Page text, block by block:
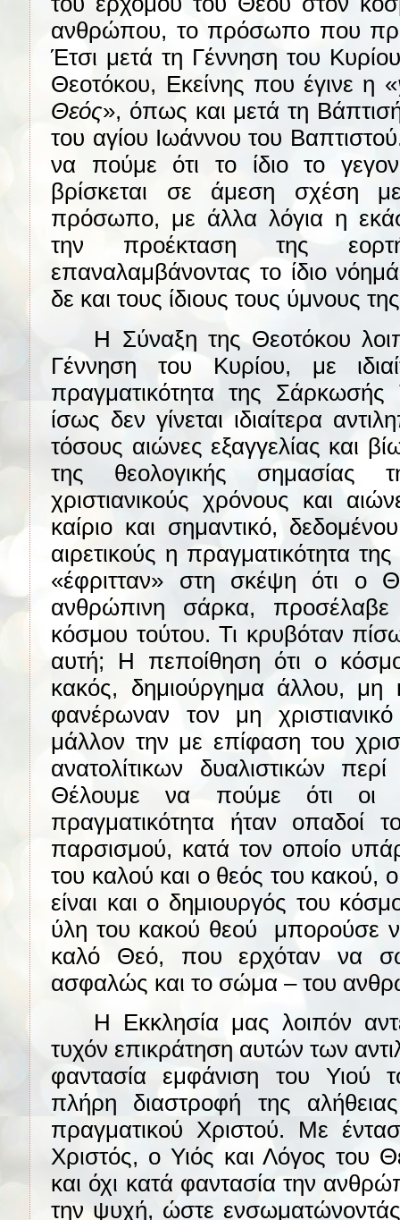
ανθρώπου, το πρόσωπο που
Έτσι μετά τη Γέννηση του
Θεοτόκου, Εκείνης που έγινε η «
Θεός», όπως και μετά τη
του αγίου Ιωάννου του
να πούμε ότι το ίδιο το
βρίσκεται σε άμεση σχέση
πρόσωπο, με άλλα λόγια η
την προέκταση της
επαναλαμβάνοντας το ίδιο
δε και τους ίδιους τους ύμνους
Η Σύναξη της Θεοτόκου
Γέννηση του Κυρίου, με
πραγματικότητα της Σάρκωσής
ίσως δεν γίνεται ιδιαίτερα
τόσους αιώνες εξαγγελίας και
της θεολογικής σημασίας
χριστιανικούς χρόνους και
καίριο και σημαντικό,
αιρετικούς η πραγματικότητα
«έφριτταν» στη σκέψη ότι ο
ανθρώπινη σάρκα,
κόσμου τούτου. Τι κρυβόταν
αυτή; Η πεποίθηση ότι ο
κακός, δημιούργημα άλλου,
φανέρωναν τον μη
μάλλον την με επίφαση του
ανατολίτικων δυαλιστικών
Θέλουμε να πούμε ότι οι
πραγματικότητα ήταν οπαδοί
παρσισμού, κατά τον οποίο
του καλού και ο θεός του κακού,
είναι και ο δημιουργός του
ύλη του κακού θεού
μπορούσε
καλό Θεό, που ερχόταν να
ασφαλώς και το σώμα – του
Η Εκκλησία μας λοιπόν
τυχόν επικράτηση αυτών των
φαντασία εμφάνιση του Υιού
πλήρη διαστροφή της
πραγματικού Χριστού. Με
Χριστός, ο Υιός και Λόγος του
και όχι κατά φαντασία την
την ψυχή, ώστε